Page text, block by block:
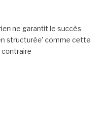
ne garantit le succès
structurée’ comme cette
contraire